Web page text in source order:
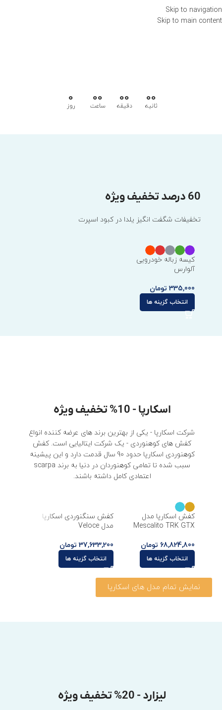
Skip to navigation
Skip to main content
0
روز
00
ساعت
00
دقیقه
00
ثانیه
60 درصد تخفیف ویژه
تخفیفات شگفت انگیز یلدا در کبود اسپرت
کیسه زباله خودرویی
آلوارس
335,000 تومان
انتخاب گزینه ها
اسکارپا - 10% تخفیف ویژه
شرکت اسکارپا - یکی از بهترین برند های عرضه کننده انواع
کفش های کوهنوردی - یک شرکت ایتالیایی است. کفش
کوهنوردی اسکارپا حدود 90 سال قدمت دارد و این پیشینه
سبب شده تا تمامی کوهنوردان در دنیا به برند scarpa
اعتمادی کامل داشته باشند.
کفش اسکارپا مدل
Mescalito TRK GTX
68,824,800 تومان
انتخاب گزینه ها
کفش سنگنوردی اسکارپا
مدل Veloce
37,633,200 تومان
انتخاب گزینه ها
نمایش تمام مدل های اسکارپا
لیزارد - 20% تخفیف ویژه